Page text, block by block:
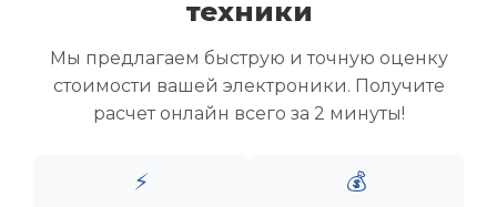
Скупка ноутбуков
Скупка игровых ноутбуков
Скупка рабочих ноутбуков
Скупка старых ноутбуков (б/у)
Скупка роутеров и сетевого оборудования
техники
Мы предлагаем быструю и точную оценку
стоимости вашей электроники. Получите
расчет онлайн всего за 2 минуты!
⚡ 💰